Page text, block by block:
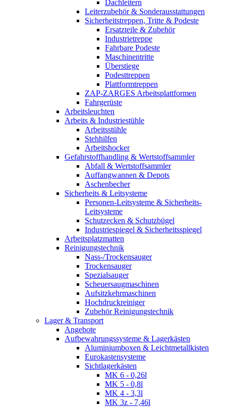
Dachleitern
Leiterzubehör & Sonderausstattungen
Sicherheitstreppen, Tritte & Podeste
Ersatzteile & Zubehör
Industrietreppe
Fahrbare Podeste
Maschinentritte
Überstiege
Podesttreppen
Plattformtreppen
ZAP-ZARGES Arbeitsplattformen
Fahrgerüste
Arbeitsleuchten
Arbeits & Industriestühle
Arbeitsstühle
Stehhilfen
Arbeitshocker
Gefahrstoffhandling & Wertstoffsammler
Abfall & Wertstoffsammler
Auffangwannen & Depots
Aschenbecher
Sicherheits & Leitsysteme
Personen-Leitsysteme & Sicherheits-
Leitsysteme
Schutzecken & Schutzbügel
Industriespiegel & Sicherheitsspiegel
Arbeitsplatzmatten
Reinigungstechnik
Nass-/Trockensauger
Trockensauger
Spezialsauger
Scheuersaugmaschinen
Aufsitzkehrmaschinen
Hochdruckreiniger
Zubehör Reinigungstechnik
Lager & Transport
Angebote
Aufbewahrungssysteme & Lagerkästen
Aluminiumboxen & Leichtmetallkisten
Eurokastensysteme
Sichtlagerkästen
MK 6 - 0,26l
MK 5 - 0,8l
MK 4 - 3,3l
MK 3z - 7,46l